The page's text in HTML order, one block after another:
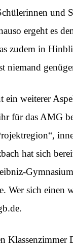
und
ergeht es
zudem in
niemand
weiterer
für das AMG
hat sich
Wer sich einen
Klassenzimmer